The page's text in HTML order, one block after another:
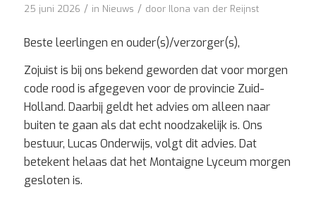
25 juni 2026 / in Nieuws / door Ilona van der Reijnst
Beste leerlingen en ouder(s)/verzorger(s),
Zojuist is bij ons bekend geworden dat voor morgen
code rood is afgegeven voor de provincie Zuid-
Holland. Daarbij geldt het advies om alleen naar
buiten te gaan als dat echt noodzakelijk is. Ons
bestuur, Lucas Onderwijs, volgt dit advies. Dat
betekent helaas dat het Montaigne Lyceum morgen
gesloten is.